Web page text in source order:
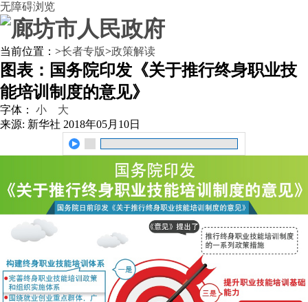
无障碍浏览
当前位置： >长者专版>政策解读
图表：国务院印发《关于推行终身职业技
能培训制度的意见》
字体： 小
大
来源: 新华社 2018年05月10日